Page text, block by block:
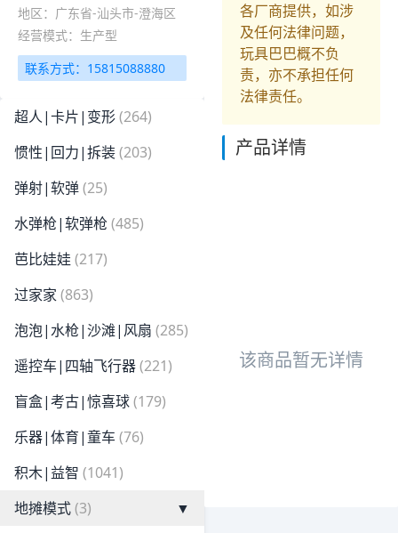
地区：广东省-汕头市-澄海区
经营模式：生产型
联系方式：15815088880
超人|卡片|变形(264)
惯性|回力|拆装(203)
弹射|软弹(25)
水弹枪|软弹枪 (485)
芭比娃娃 (217)
过家家 (863)
泡泡|水枪|沙滩|风扇 (285)
遥控车|四轴飞行器(221)
盲盒|考古|惊喜球(179)
乐器|体育|童车 (76)
积木|益智 (1041)
地摊模式(3)
▼
各厂商提供，如涉
及任何法律问题，
玩具巴巴概不负
责，亦不承担任何
法律责任。
产品详情
该商品暂无详情